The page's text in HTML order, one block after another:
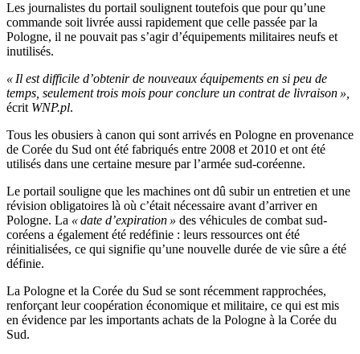
Les journalistes du portail soulignent toutefois que pour qu’une
commande soit livrée aussi rapidement que celle passée par la
Pologne, il ne pouvait pas s’agir d’équipements militaires neufs et
inutilisés.
« Il est difficile d’obtenir de nouveaux équipements en si peu de
temps, seulement trois mois pour conclure un contrat de livraison »,
écrit WNP.pl.
Tous les obusiers à canon qui sont arrivés en Pologne en provenance
de Corée du Sud ont été fabriqués entre 2008 et 2010 et ont été
utilisés dans une certaine mesure par l’armée sud-coréenne.
Le portail souligne que les machines ont dû subir un entretien et une
révision obligatoires là où c’était nécessaire avant d’arriver en
Pologne. La « date d’expiration » des véhicules de combat sud-
coréens a également été redéfinie : leurs ressources ont été
réinitialisées, ce qui signifie qu’une nouvelle durée de vie sûre a été
définie.
La Pologne et la Corée du Sud se sont récemment rapprochées,
renforçant leur coopération économique et militaire, ce qui est mis
en évidence par les importants achats de la Pologne à la Corée du
Sud.